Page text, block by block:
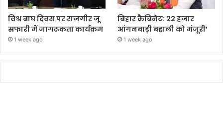
विश्व बाघ दिवस पर राजगीर जू
सफारी में जागरूकता कार्यक्रम
1 week ago
बिहार कैबिनेट: 22 हजार
आंगनबाड़ी बहाली को मंजूरी’
1 week ago